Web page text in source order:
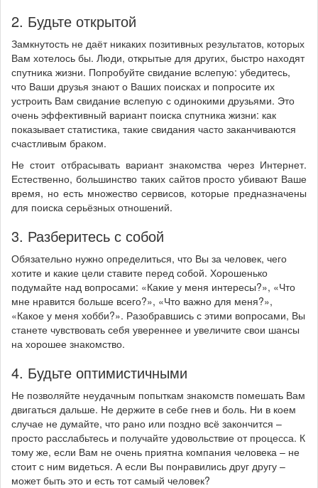
2. Будьте открытой
Замкнутость не даёт никаких позитивных результатов, которых
Вам хотелось бы. Люди, открытые для других, быстро находят
спутника жизни. Попробуйте свидание вслепую: убедитесь,
что Ваши друзья знают о Ваших поисках и попросите их
устроить Вам свидание вслепую с одинокими друзьями. Это
очень эффективный вариант поиска спутника жизни: как
показывает статистика, такие свидания часто заканчиваются
счастливым браком.
Не стоит отбрасывать вариант знакомства через Интернет.
Естественно, большинство таких сайтов просто убивают Ваше
время, но есть множество сервисов, которые предназначены
для поиска серьёзных отношений.
3. Разберитесь с собой
Обязательно нужно определиться, что Вы за человек, чего
хотите и какие цели ставите перед собой. Хорошенько
подумайте над вопросами: «Какие у меня интересы?», «Что
мне нравится больше всего?», «Что важно для меня?»,
«Какое у меня хобби?». Разобравшись с этими вопросами, Вы
станете чувствовать себя увереннее и увеличите свои шансы
на хорошее знакомство.
4. Будьте оптимистичными
Не позволяйте неудачным попыткам знакомств помешать Вам
двигаться дальше. Не держите в себе гнев и боль. Ни в коем
случае не думайте, что рано или поздно всё закончится –
просто расслабьтесь и получайте удовольствие от процесса. К
тому же, если Вам не очень приятна компания человека – не
стоит с ним видеться. А если Вы понравились друг другу –
может быть это и есть тот самый человек?